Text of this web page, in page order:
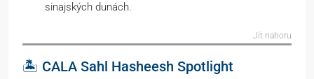
sinajských dunách.
Jít nahoru
🏝️ CALA Sahl Hasheesh Spotlight